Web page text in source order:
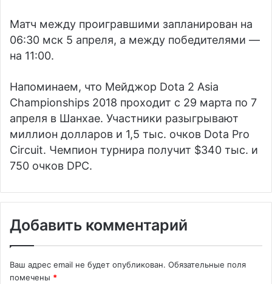
Матч между проигравшими запланирован на
06:30 мск 5 апреля, а между победителями —
на 11:00.
Напоминаем, что Мейджор Dota 2 Asia
Championships 2018 проходит с 29 марта по 7
апреля в Шанхае. Участники разыгрывают
миллион долларов и 1,5 тыс. очков Dota Pro
Circuit. Чемпион турнира получит $340 тыс. и
750 очков DPC.
Добавить комментарий
Ваш адрес email не будет опубликован. Обязательные поля
помечены *